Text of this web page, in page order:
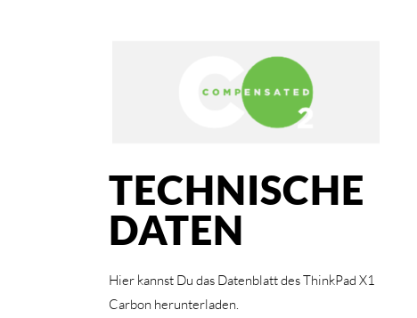
TECHNISCHE
DATEN
Hier kannst Du das Datenblatt des ThinkPad X1
Carbon herunterladen.